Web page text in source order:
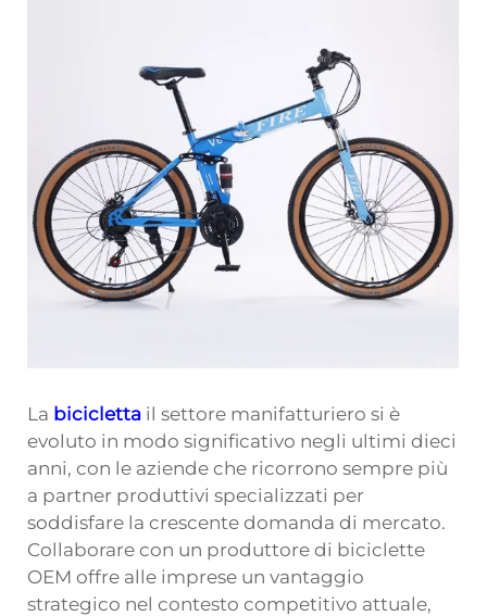
La bicicletta il settore manifatturiero si è
evoluto in modo significativo negli ultimi dieci
anni, con le aziende che ricorrono sempre più
a partner produttivi specializzati per
soddisfare la crescente domanda di mercato.
Collaborare con un produttore di biciclette
OEM offre alle imprese un vantaggio
strategico nel contesto competitivo attuale,